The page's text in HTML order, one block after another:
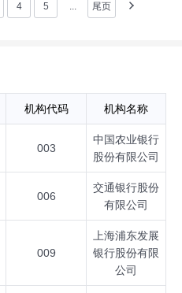
4 5 ... 尾页
机构代码 机构名称
003
中国农业银行
股份有限公司
006
交通银行股份
有限公司
009
上海浦东发展
银行股份有限
公司